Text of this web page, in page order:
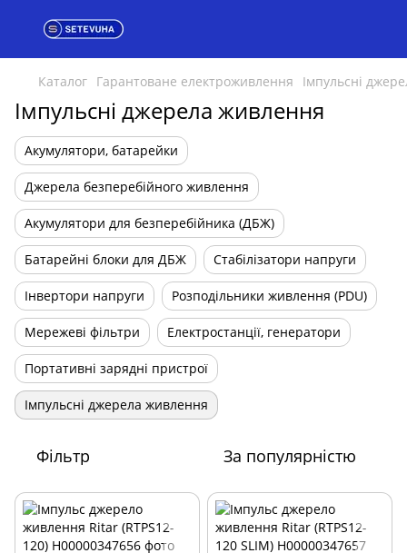
Каталог Гарантоване електроживлення Імпульсні
Імпульсні джерела живлення
Акумулятори, батарейки
Джерела безперебійного живлення
Акумулятори для безперебійника (ДБЖ)
Батарейні блоки для ДБЖ Стабілізатори напруги
Інвертори напруги Розподільники живлення (PDU)
Мережеві фільтри Електростанції, генератори
Портативні зарядні пристрої
Імпульсні джерела живлення
Фільтр За популярністю